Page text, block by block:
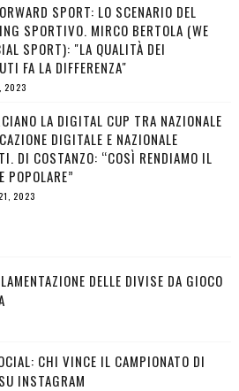
SPORT: LO SCENARIO DEL
SPORTIVO. MIRCO BERTOLA (WE
SPORT): "LA QUALITÀ DEI
FA LA DIFFERENZA"
2023
LA DIGITAL CUP TRA NAZIONALE
DIGITALE E NAZIONALE
DI COSTANZO: “COSÌ RENDIAMO IL
POPOLARE”
2023
DELLE DIVISE DA GIOCO
CHI VINCE IL CAMPIONATO DI
INSTAGRAM